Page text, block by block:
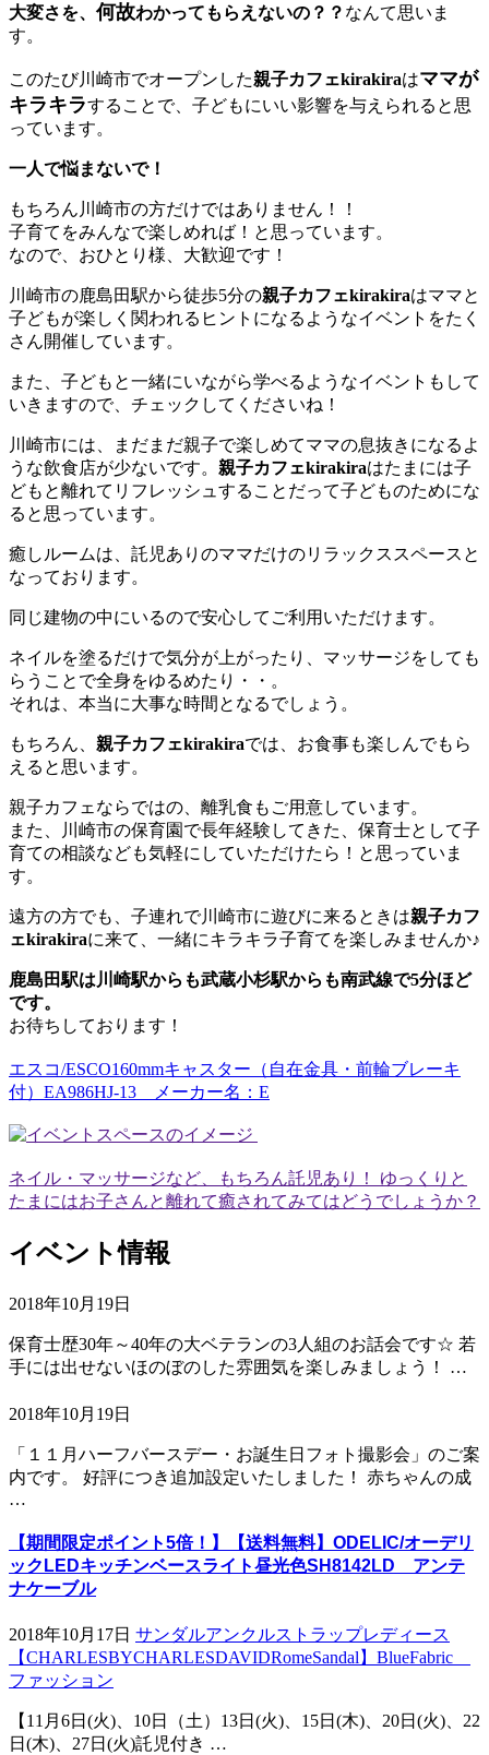
大変さを、 何故わかってもらえないの？？ なんて思いま
す。
このたび川崎市でオープンした親子カフェkirakiraはママが
キラキラすることで、子どもにいい影響を与えられると思
っています。
一人で悩まないで！
もちろん川崎市の方だけではありません！！
子育てをみんなで楽しめれば！と思っています。
なので、おひとり様、大歓迎です！
川崎市の鹿島田駅から徒歩5分の親子カフェkirakiraはママと
子どもが楽しく関われるヒントになるようなイベントをたく
さん開催しています。
また、子どもと一緒にいながら学べるようなイベントもして
いきますので、チェックしてくださいね！
川崎市には、まだまだ親子で楽しめてママの息抜きになるよ
うな飲食店が少ないです。 親子カフェkirakiraはたまには子
どもと離れてリフレッシュすることだって子どものためにな
ると思っています。
癒しルームは、託児ありのママだけのリラックススペースと
なっております。
同じ建物の中にいるので安心してご利用いただけます。
ネイルを塗るだけで気分が上がったり、マッサージをしても
らうことで全身をゆるめたり・・。
それは、本当に大事な時間となるでしょう。
もちろん、 親子カフェkirakiraでは、お食事も楽しんでもら
えると思います。
親子カフェならではの、離乳食もご用意しています。
また、川崎市の保育園で長年経験してきた、保育士として子
育ての相談なども気軽にしていただけたら！と思っていま
す。
遠方の方でも、子連れで川崎市に遊びに来るときは親子カフ
ェkirakiraに来て、一緒にキラキラ子育てを楽しみませんか♪
鹿島田駅は川崎駅からも武蔵小杉駅からも南武線で5分ほど
です。
お待ちしております！
エスコ/ESCO160mmキャスター（自在金具・前輪ブレーキ
付）EA986HJ-13 メーカー名：E
ネイル・マッサージなど、もちろん託児あり！ ゆっくりと
たまにはお子さんと離れて癒されてみてはどうでしょうか？
イベント情報
2018年10月19日
保育士歴30年～40年の大ベテランの3人組のお話会です☆ 若
手には出せないほのぼのした雰囲気を楽しみましょう！ …
2018年10月19日
「１１月ハーフバースデー・お誕生日フォト撮影会」のご案
内です。 好評につき追加設定いたしました！ 赤ちゃんの成
…
【期間限定ポイント5倍！】【送料無料】ODELIC/オーデリ
ックLEDキッチンベースライト昼光色SH8142LD アンテ
ナケーブル
2018年10月17日 サンダルアンクルストラップレディース
【CHARLESBYCHARLESDAVIDRomeSandal】BlueFabric
ファッション
【11月6日(火)、10日（土）13日(火)、15日(木)、20日(火)、22
日(木)、27日(火)託児付き …